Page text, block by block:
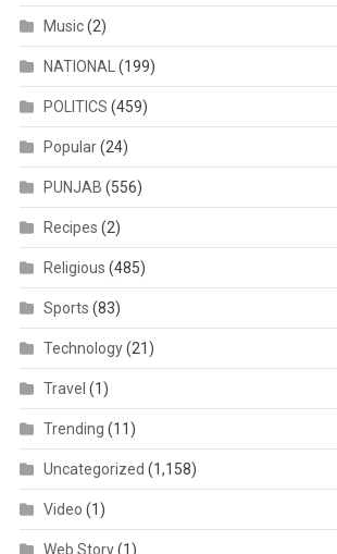
Music(2)
NATIONAL (199)
POLITICS (459)
Popular(24)
PUNJAB (556)
Recipes (2)
Religious (485)
Sports (83)
Technology(21)
Travel (1)
Trending (11)
Uncategorized (1,158)
Video (1)
Web Story(1)